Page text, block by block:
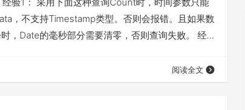
，不支持Timestamp类型。否则会报错。且如果数
，Date的毫秒部分需要清零，否则查询失败。 经
阅读全文